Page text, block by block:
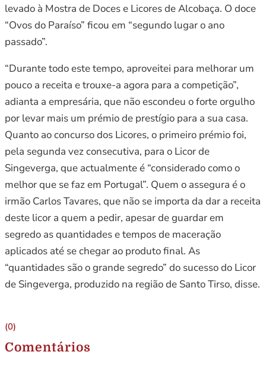
levado à Mostra de Doces e Licores de Alcobaça. O doce
“Ovos do Paraíso” ficou em “segundo lugar o ano
passado”.
“Durante todo este tempo, aproveitei para melhorar um
pouco a receita e trouxe-a agora para a competição”,
adianta a empresária, que não escondeu o forte orgulho
por levar mais um prémio de prestígio para a sua casa.
Quanto ao concurso dos Licores, o primeiro prémio foi,
pela segunda vez consecutiva, para o Licor de
Singeverga, que actualmente é “considerado como o
melhor que se faz em Portugal”. Quem o assegura é o
irmão Carlos Tavares, que não se importa da dar a receita
deste licor a quem a pedir, apesar de guardar em
segredo as quantidades e tempos de maceração
aplicados até se chegar ao produto final. As
“quantidades são o grande segredo” do sucesso do Licor
de Singeverga, produzido na região de Santo Tirso, disse.
(0)
Comentários